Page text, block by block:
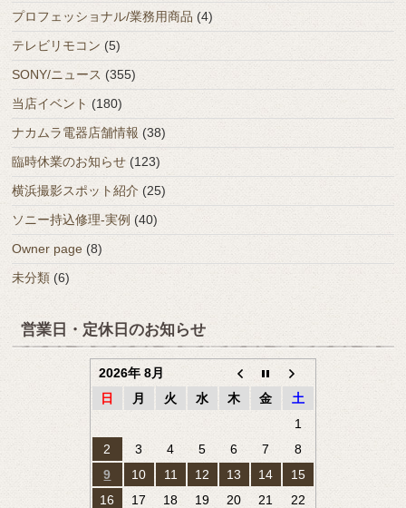
プロフェッショナル/業務用商品 (4)
テレビリモコン (5)
SONY/ニュース (355)
当店イベント (180)
ナカムラ電器店舗情報 (38)
臨時休業のお知らせ (123)
横浜撮影スポット紹介 (25)
ソニー持込修理-実例 (40)
Owner page (8)
未分類 (6)
営業日・定休日のお知らせ
2026年 8月
日
月 火 水 木 金
土
1
2
3 4 5 6 7
8
9
10 11 12 13 14
15
16
17 18 19 20 21
22